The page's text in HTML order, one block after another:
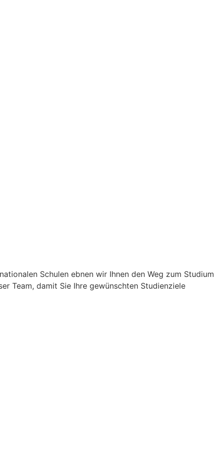
Schulen ebnen wir Ihnen den Weg zum Studium
Team, damit Sie Ihre gewünschten Studienziele